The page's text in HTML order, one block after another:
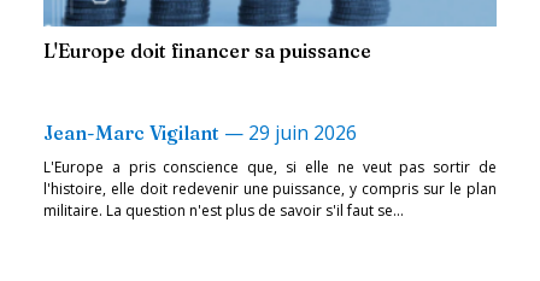
L'Europe doit financer sa puissance
Jean-Marc Vigilant — 29 juin 2026
L'Europe a pris conscience que, si elle ne veut pas sortir de
l'histoire, elle doit redevenir une puissance, y compris sur le plan
militaire. La question n'est plus de savoir s'il faut se...